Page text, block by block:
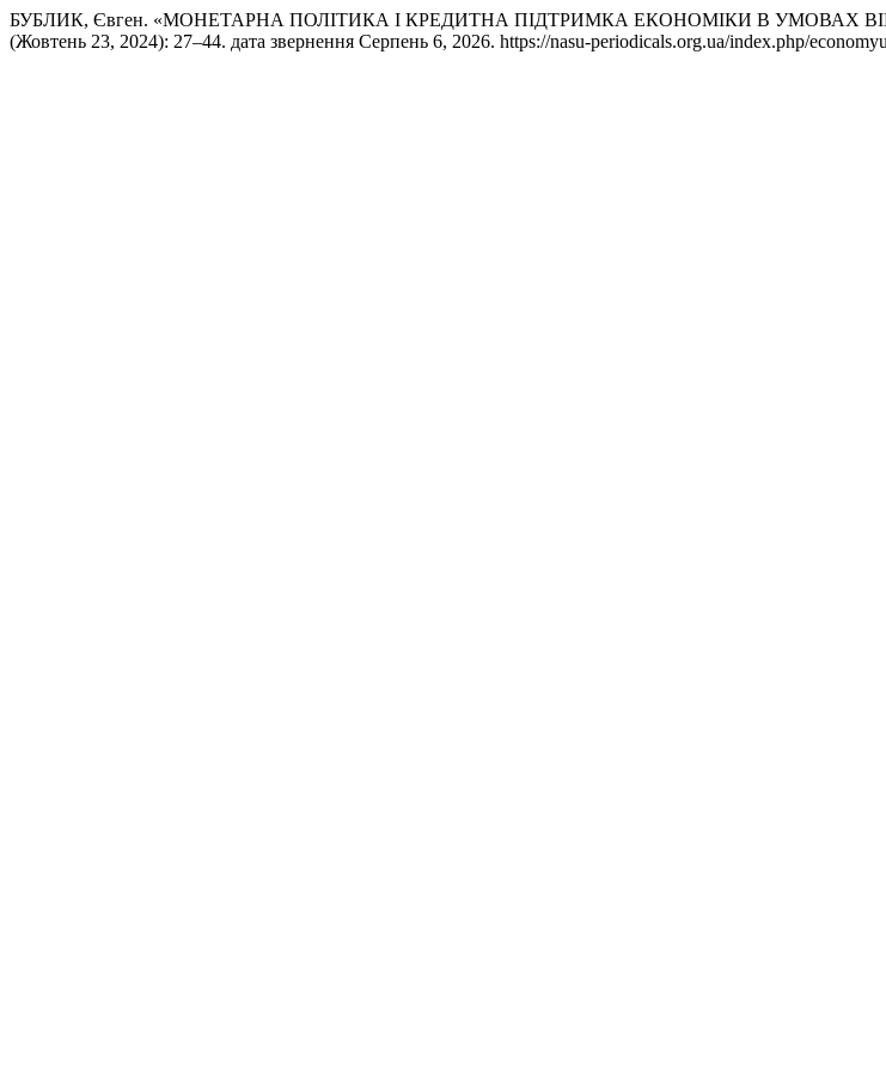
БУБЛИК, Євген. «МОНЕТАРНА ПОЛІТИКА І КРЕДИТНА ПІДТРИМКА ЕКОНОМІКИ В УМОВАХ
(Жовтень 23, 2024): 27–44. дата звернення Серпень 6, 2026. https://nasu-periodicals.org.ua/index.php/